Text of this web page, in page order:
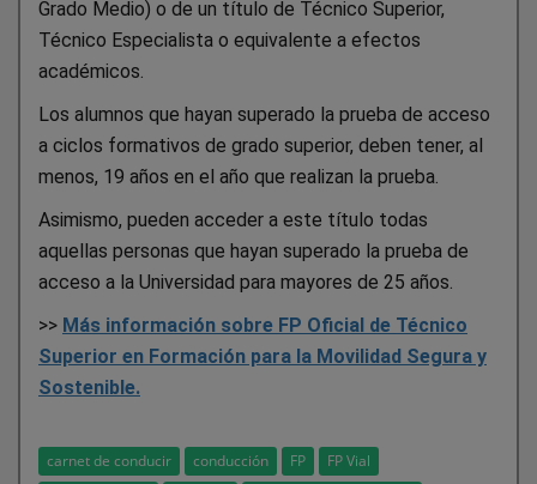
Grado Medio) o de un título de Técnico Superior,
Técnico Especialista o equivalente a efectos
académicos.
Los alumnos que hayan superado la prueba de acceso
a ciclos formativos de grado superior, deben tener, al
menos, 19 años en el año que realizan la prueba.
Asimismo, pueden acceder a este título todas
aquellas personas que hayan superado la prueba de
acceso a la Universidad para mayores de 25 años.
>> Más información sobre FP Oficial de Técnico
Superior en Formación para la Movilidad Segura y
Sostenible.
carnet de conducir conducción FP
FP Vial